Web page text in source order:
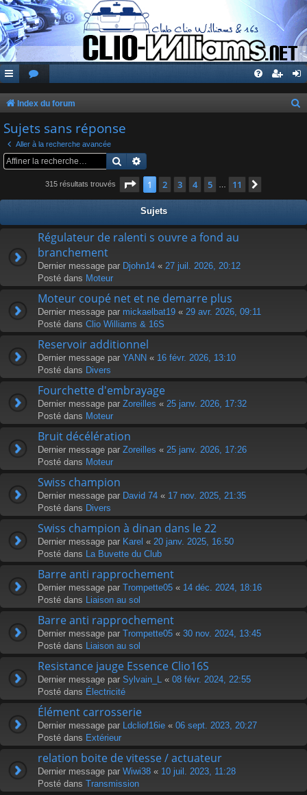
Index du forum
h
Sujets sans réponse
Aller à la recherche avancée
Rechercher
315 résultats trouvés Page 1sur11
1 2 3 4 5 11
Sujets
Régulateur de ralenti s ouvre a fond au
branchement
Dernier message par Djohn14 « 27 juil. 2026, 20:12
Posté dans Moteur
Moteur coupé net et ne demarre plus
Dernier message par mickaelbat19 « 29 avr. 2026, 09:11
Posté dans Clio Williams & 16S
Reservoir additionnel
Dernier message par YANN « 16 févr. 2026, 13:10
Posté dans Divers
Fourchette d'embrayage
Dernier message par Zoreilles « 25 janv. 2026, 17:32
Posté dans Moteur
Bruit décélération
Dernier message par Zoreilles « 25 janv. 2026, 17:26
Posté dans Moteur
Swiss champion
Dernier message par David 74 « 17 nov. 2025, 21:35
Posté dans Divers
Swiss champion à dinan dans le 22
Dernier message par Karel « 20 janv. 2025, 16:50
Posté dans
La Buvette du Club
Barre anti rapprochement
Dernier message par Trompette05 « 14 déc. 2024, 18:16
Posté dans
Liaison au sol
Barre anti rapprochement
Dernier message par Trompette05 « 30 nov. 2024, 13:45
Posté dans
Liaison au sol
Resistance jauge Essence Clio16S
Dernier message par Sylvain_L « 08 févr. 2024, 22:55
Posté dans Électricité
Élément carrosserie
Dernier message par Ldcliof16ie « 06 sept. 2023, 20:27
Posté dans Extérieur
relation boite de vitesse / actuateur
Dernier message par Wiwi38 « 10 juil. 2023, 11:28
Posté dans Transmission